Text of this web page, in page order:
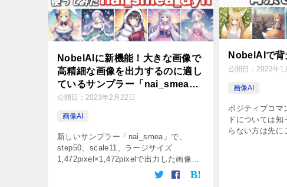
NobelAIに新機能！大きな画像で
高精細な画像を出力するのに適し
ているサンプラー「nai_smea」
と「nai_smea_dyn」を試してみ
公開日： 2023年2月22日
画像AI
新しいサンプラー「nai_smea」で、
step50、scale11、ラージサイズ
1,472pixel×1,472pixelで出力した画像は
こちら。 普段ブログを書くときは画像を
1024pixelまで圧縮するのですが、今 […]
NobelAIで
公開日：2023年1
画像AI
ポジティブコマ
ドについては
らない方は先に
NovelAIで背景
コマンドに